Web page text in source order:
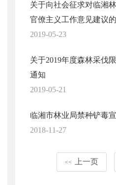
关于向社会征求对临湘
官僚主义工作意见建议
2019-05-23
关于2019年度森林采伐
通知
2019-05-21
临湘市林业局禁种铲毒
2018-11-27
<< 上一页